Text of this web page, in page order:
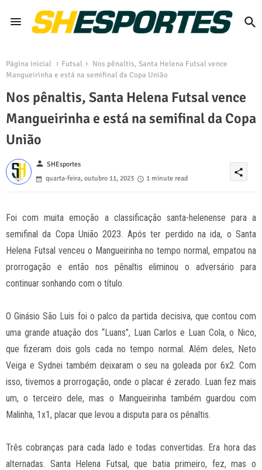
Página inicial Futsal
Nos pênaltis, Santa Helena Futsal vence
Mangueirinha e está na semifinal da Copa União
Nos pênaltis, Santa Helena Futsal vence
Mangueirinha e está na semifinal da Copa
União
person SHEsportes
quarta-feira, outubro 11, 2023
1 minute read
share
Foi com muita emoção a classificação santa-helenense para a
semifinal da Copa União 2023. Após ter perdido na ida, o Santa
Helena Futsal venceu o Mangueirinha no tempo normal, empatou na
prorrogação e então nos pênaltis eliminou o adversário para
continuar sonhando com o título.
O Ginásio São Luis foi o palco da partida decisiva, que contou com
uma grande atuação dos “Luans”, Luan Carlos e Luan Cola, o Nico,
que fizeram dois gols cada no tempo normal. Além deles, Neto
Veiga e Sydnei também deixaram o seu na goleada por 6x2. Com
isso, tivemos a prorrogação, onde o placar é zerado. Luan fez mais
um, o terceiro dele, mas o Mangueirinha também guardou com
Malinha, 1x1, placar que levou a disputa para os pênaltis.
Três cobranças para cada lado e todas convertidas. Era hora das
alternadas. Santa Helena Futsal, que batia primeiro, fez, mas o